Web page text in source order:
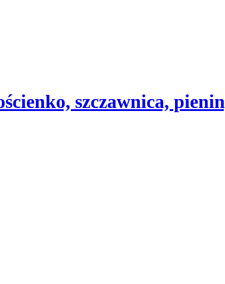
szczawnica,